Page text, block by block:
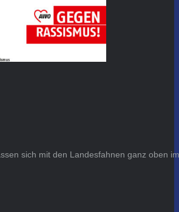
sich mit den Landesfahnen ganz oben